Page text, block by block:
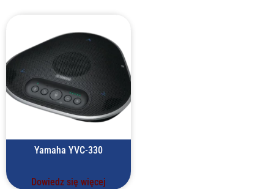
Yamaha YVC-330
Dowiedz się więcej